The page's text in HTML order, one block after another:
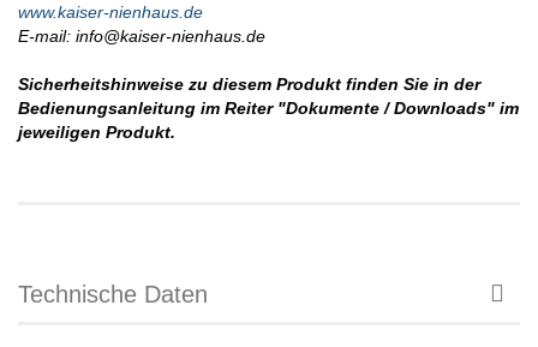
www.kaiser-nienhaus.de
E-mail: info@kaiser-nienhaus.de
Sicherheitshinweise zu diesem Produkt finden Sie in der
Bedienungsanleitung im Reiter "Dokumente / Downloads" im
jeweiligen Produkt.
Technische Daten